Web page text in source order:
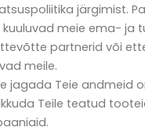
järgimist.
kuuluvad meie ema- ja
partnerid või
meile.
jagada Teie andmeid
Teile teatud